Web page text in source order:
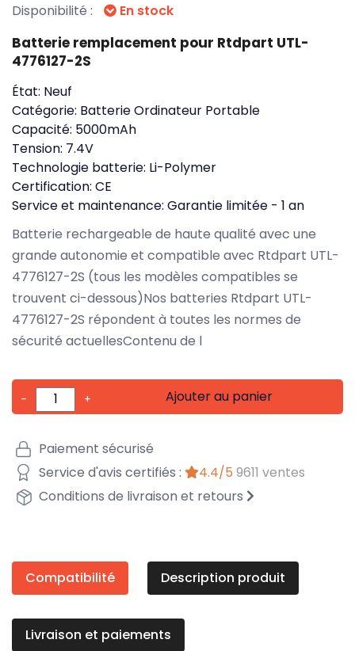
Disponibilité : En stock
Batterie remplacement pour Rtdpart UTL-
4776127-2S
État: Neuf
Catégorie: Batterie Ordinateur Portable
Capacité: 5000mAh
Tension: 7.4V
Technologie batterie: Li-Polymer
Certification: CE
Service et maintenance: Garantie limitée - 1 an
Batterie rechargeable de haute qualité avec une
grande autonomie et compatible avec Rtdpart UTL-
4776127-2S (tous les modèles compatibles se
trouvent ci-dessous)Nos batteries Rtdpart UTL-
4776127-2S répondent à toutes les normes de
sécurité actuellesContenu de l
- + Ajouter au panier
Paiement sécurisé
Service d'avis certifiés :
4.4/5 9611 ventes
Conditions de livraison et retours
Compatibilité Description produit
Livraison et paiements